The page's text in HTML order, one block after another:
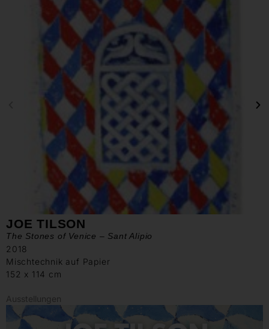
JOE TILSON
The Stones of Venice – Sant Alipio
2018
Mischtechnik auf Papier
152 x 114 cm
Ausstellungen